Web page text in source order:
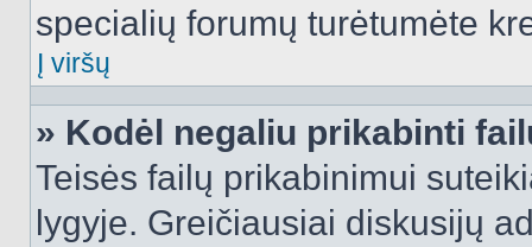
specialių forumų turėtumėte
Į viršų
» Kodėl negaliu prikabinti
Teisės failų prikabinimui
lygyje. Greičiausiai diskusijų